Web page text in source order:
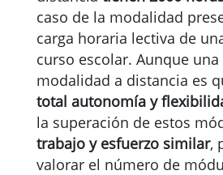
caso de la modalidad
carga horaria lectiva de
curso escolar. Aunque
modalidad a distancia es
total autonomía y
la superación de estos
trabajo y esfuerzo similar,
valorar el número de